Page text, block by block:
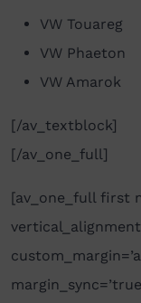
VW Touareg
VW Phaeton
VW Amarok
[/av_textblock]
[/av_one_full]
[av_one_full first